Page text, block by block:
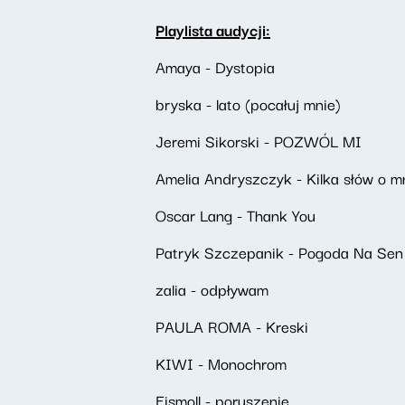
Playlista audycji:
Amaya - Dystopia
bryska - lato (pocałuj mnie)
Jeremi Sikorski - POZWÓL MI
Amelia Andryszczyk - Kilka słów o
Oscar Lang - Thank You
Patryk Szczepanik - Pogoda Na Sen
zalia - odpływam
PAULA ROMA - Kreski
KIWI - Monochrom
Fismoll - poruszenie